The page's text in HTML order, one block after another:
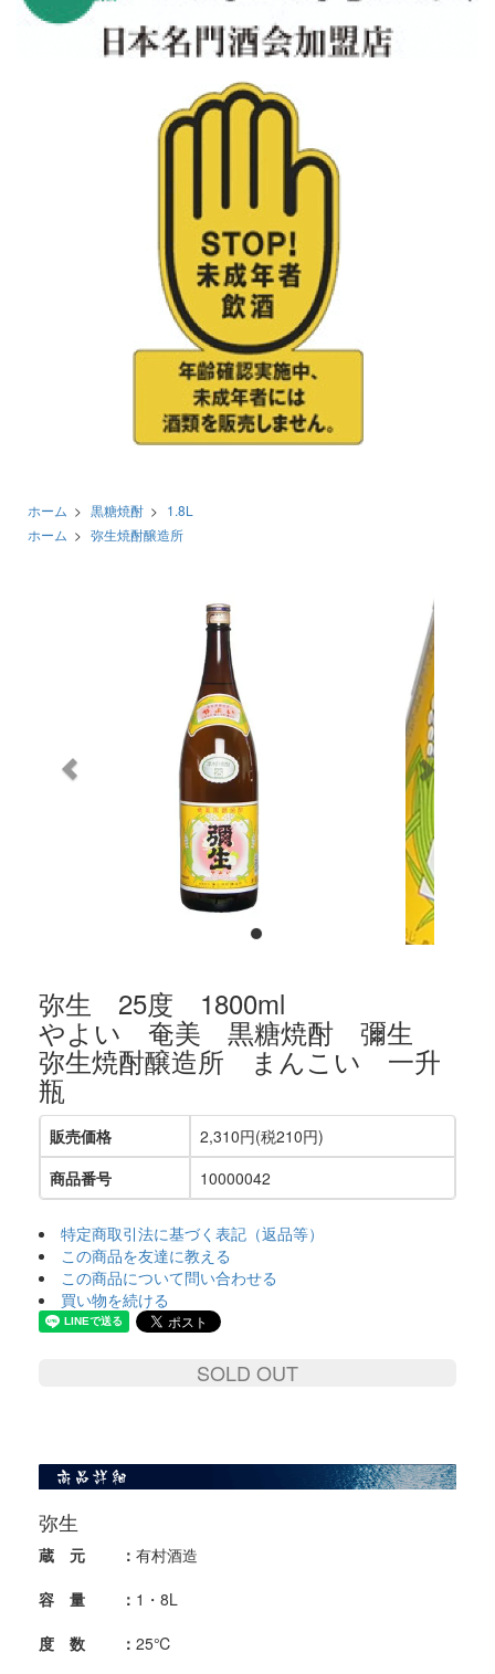
ホーム > 黒糖焼酎 > 1.8L
ホーム > 弥生焼酎醸造所
へ
弥生 25度 1800ml
やよい 奄美 黒糖焼酎 彌生
弥生焼酎醸造所 まんこい 一升
瓶
販売価格
2,310円(税210円)
商品番号
10000042
特定商取引法に基づく表記（返品等）
この商品を友達に教える
この商品について問い合わせる
買い物を続ける
SOLD OUT
弥生
蔵 元 ： 有村酒造
容 量 ： 1・8L
度 数 ： 25℃